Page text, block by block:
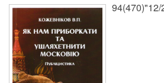
94(470)"12/